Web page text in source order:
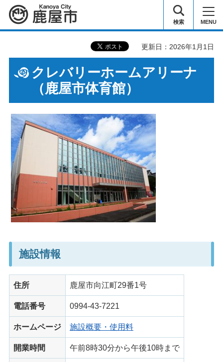
鹿屋市 検索 MENU
更新日：2026年1月1日
クレバリーホームアリーナ
（鹿屋市体育館）
施設情報
住所 鹿屋市向江町29番1号
電話番号 0994-43-7221
ホームページ 施設概要・使用料
開業時間 午前8時30分から午後10時まで